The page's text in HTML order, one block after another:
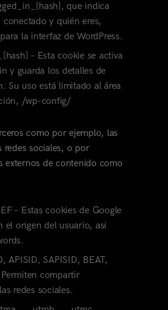
que indica
conectado y quién eres,
la interfaz de WordPress.
– Esta cookie se activa
y guarda los detalles de
Su uso está limitado al área
/wp-config/
como por ejemplo, las
redes sociales, o por
externos de contenido como
– Estas cookies de Google
el origen del usuario, así
APISID, SAPISID, BEAT,
compartir
redes sociales.